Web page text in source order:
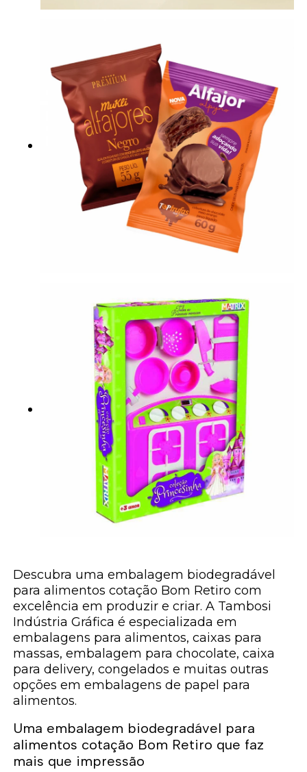
Descubra uma embalagem biodegradável
para alimentos cotação Bom Retiro com
excelência em produzir e criar. A Tambosi
Indústria Gráfica é especializada em
embalagens para alimentos, caixas para
massas, embalagem para chocolate, caixa
para delivery, congelados e muitas outras
opções em embalagens de papel para
alimentos.
Uma embalagem biodegradável para
alimentos cotação Bom Retiro que faz
mais que impressão